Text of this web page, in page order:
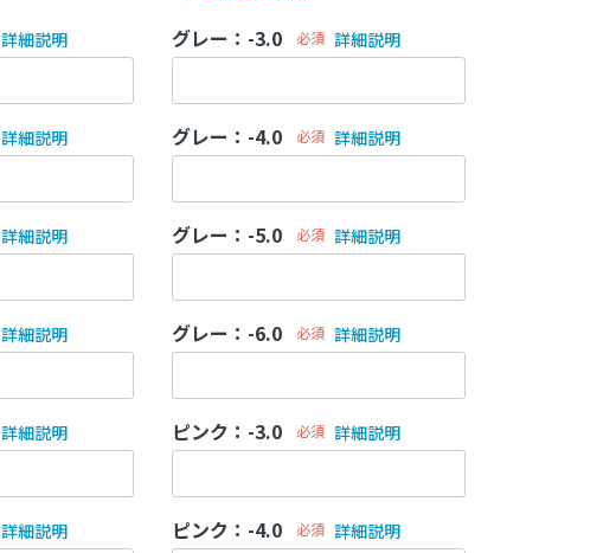
詳細説明
詳細説明
詳細説明
詳細説明
詳細説明
詳細説明
グレー：-3.0 必須 詳細説明
グレー：-4.0 必須 詳細説明
グレー：-5.0 必須 詳細説明
グレー：-6.0 必須 詳細説明
ピンク：-3.0 必須 詳細説明
ピンク：-4.0 必須 詳細説明